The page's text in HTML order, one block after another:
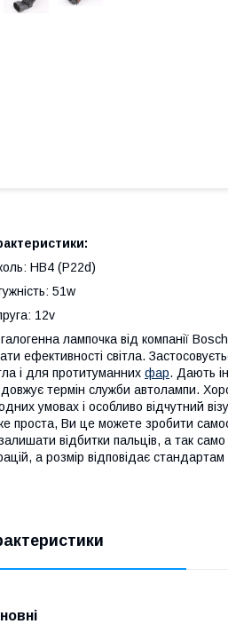
HB4 (P22d)
51w
12v
лампочка від компанії
ефективності світла.
і для протитуманних фар. Дають
термін служби автолампи.
умовах і особливо відчутний
проста, Ви це можете зробити
відбитки пальців, а так
а розмір відповідає